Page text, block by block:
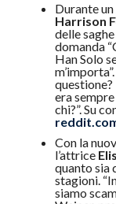
Durante
Harrison
delle
domanda
Han Solo
questione?
era
chi?”. Su
Con la
l’attrice
quanto sia
stagioni.
siamo